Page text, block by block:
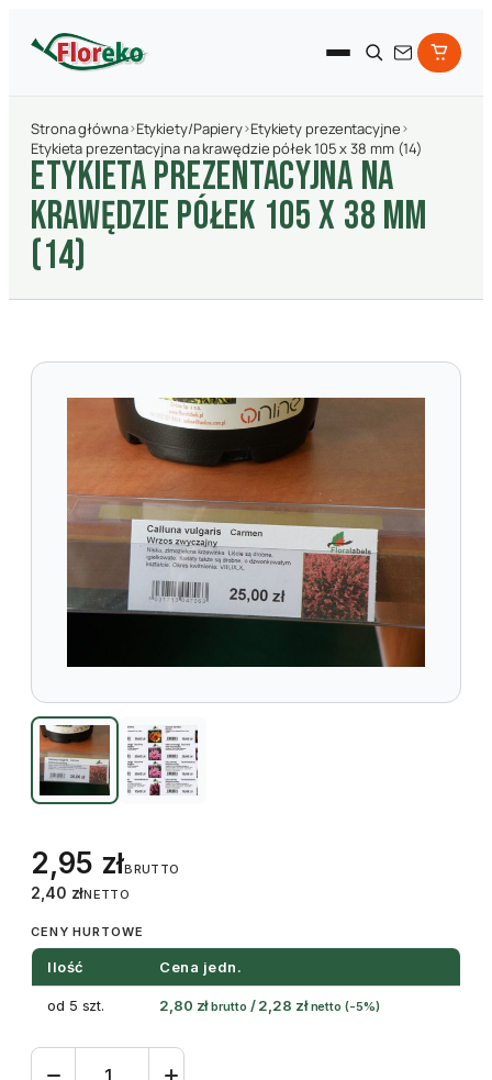
Strona główna›Etykiety/Papiery›Etykiety prezentacyjne›
Etykieta prezentacyjna na krawędzie półek 105 x 38 mm (14)
ETYKIETA PREZENTACYJNA NA
KRAWęDZIE PółEK 105 X 38 MM
(14)
2,95 złBRUTTO
2,40 złNETTO
CENY HURTOWE
Ilość Cena jedn.
od 5 szt. 2,80 zł brutto /2,28 zł netto (-5%)
ilość